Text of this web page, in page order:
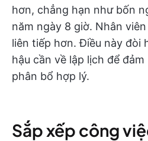
hơn, chẳng hạn như bốn
năm ngày 8 giờ. Nhân
liên tiếp hơn. Điều này đòi
hậu cần về lập lịch để
phân bổ hợp lý.
Sắp xếp công